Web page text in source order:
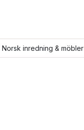
inredning & möbler